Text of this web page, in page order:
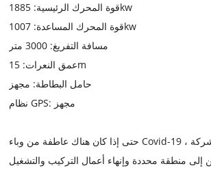
قوة المحرك الرئيسية: 1885kw
قوة المحرك المساعدة: 1007kw
مسافة التفريغ: 3000 متر
عمق النعرات: 15m
حامل البطاطة: مجهز
نظام GPS: مجهز
حتى إذا كان هناك عاطفة من وباء Covid-19 ، فقد نجحت شركة YUEHE